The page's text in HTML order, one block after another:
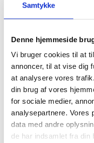
Samtykke
Denne hjemmeside
Vi bruger cookies til at
annoncer, til at vise dig
at analysere vores
din brug af vores
for sociale medier,
analysepartnere. Vores
data med andre
de har indsamlet fra din
installeret
altid så lige til.
fastinstalleret hæve/
ikke få tildelt et på
nok, eller da
sig til en fast
toiletinstallation er
begrænsende for
kan anvendes i